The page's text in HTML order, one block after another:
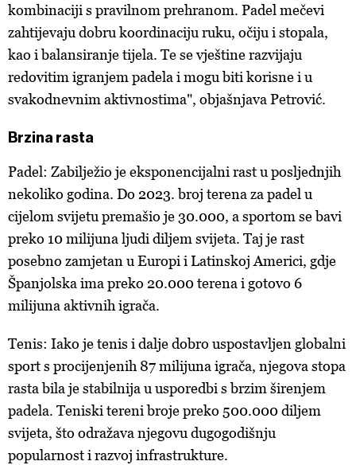
kombinaciji s pravilnom prehranom. Padel mečevi
zahtijevaju dobru koordinaciju ruku, očiju i stopala,
kao i balansiranje tijela. Te se vještine razvijaju
redovitim igranjem padela i mogu biti korisne i u
svakodnevnim aktivnostima", objašnjava Petrović.
Brzina rasta
Padel: Zabilježio je eksponencijalni rast u posljednjih
nekoliko godina. Do 2023. broj terena za padel u
cijelom svijetu premašio je 30.000, a sportom se bavi
preko 10 milijuna ljudi diljem svijeta. Taj je rast
posebno zamjetan u Europi i Latinskoj Americi, gdje
Španjolska ima preko 20.000 terena i gotovo 6
milijuna aktivnih igrača.
Tenis: Iako je tenis i dalje dobro uspostavljen globalni
sport s procijenjenih 87 milijuna igrača, njegova stopa
rasta bila je stabilnija u usporedbi s brzim širenjem
padela. Teniski tereni broje preko 500.000 diljem
svijeta, što odražava njegovu dugogodišnju
popularnost i razvoj infrastrukture.